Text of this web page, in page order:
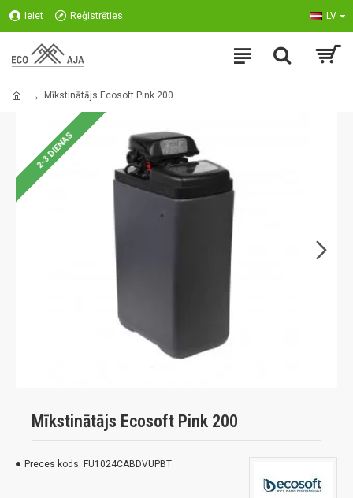
Ieiet Reģistrēties LV
Mīkstinātājs Ecosoft Pink 200
2-3 DIENAS
Mīkstinātājs Ecosoft Pink 200
Preces kods: FU1024CABDVUPBT